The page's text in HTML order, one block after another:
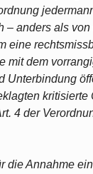
– anders als
eine
mit dem
Unterbindung
kritisierte
4 der
die Annahme